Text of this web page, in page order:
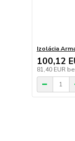
Izolácia
100,12
81,40 EUR